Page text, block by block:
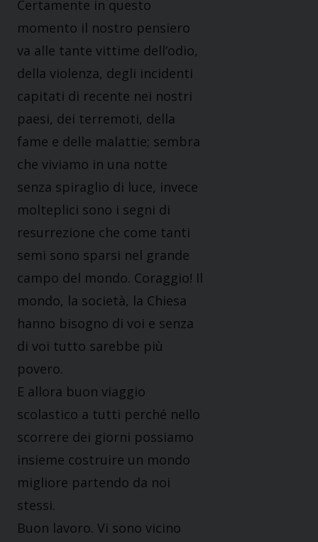
Certamente in questo
momento il nostro pensiero
va alle tante vittime dell’odio,
della violenza, degli incidenti
capitati di recente nei nostri
paesi, dei terremoti, della
fame e delle malattie; sembra
che viviamo in una notte
senza spiraglio di luce, invece
molteplici sono i segni di
resurrezione che come tanti
semi sono sparsi nel grande
campo del mondo. Coraggio! Il
mondo, la società, la Chiesa
hanno bisogno di voi e senza
di voi tutto sarebbe più
povero.
E allora buon viaggio
scolastico a tutti perché nello
scorrere dei giorni possiamo
insieme costruire un mondo
migliore partendo da noi
stessi.
Buon lavoro. Vi sono vicino